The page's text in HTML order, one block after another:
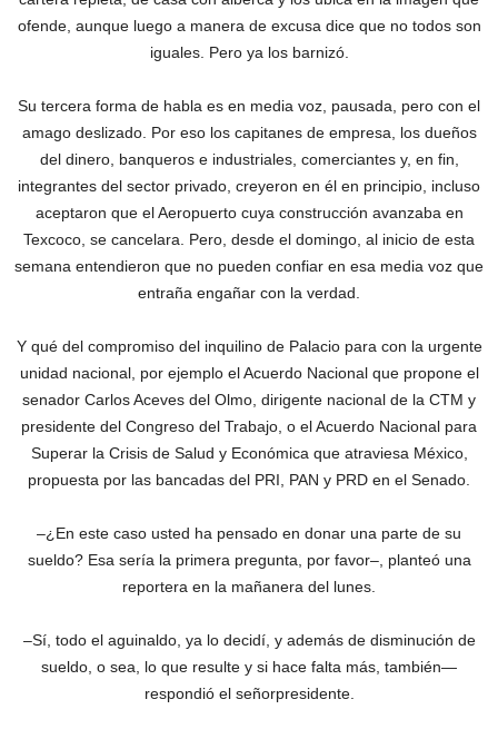
ofende, aunque luego a manera de excusa dice que no todos son
iguales. Pero ya los barnizó.
Su tercera forma de habla es en media voz, pausada, pero con el
amago deslizado. Por eso los capitanes de empresa, los dueños
del dinero, banqueros e industriales, comerciantes y, en fin,
integrantes del sector privado, creyeron en él en principio, incluso
aceptaron que el Aeropuerto cuya construcción avanzaba en
Texcoco, se cancelara. Pero, desde el domingo, al inicio de esta
semana entendieron que no pueden confiar en esa media voz que
entraña engañar con la verdad.
Y qué del compromiso del inquilino de Palacio para con la urgente
unidad nacional, por ejemplo el Acuerdo Nacional que propone el
senador Carlos Aceves del Olmo, dirigente nacional de la CTM y
presidente del Congreso del Trabajo, o el Acuerdo Nacional para
Superar la Crisis de Salud y Económica que atraviesa México,
propuesta por las bancadas del PRI, PAN y PRD en el Senado.
–¿En este caso usted ha pensado en donar una parte de su
sueldo? Esa sería la primera pregunta, por favor–, planteó una
reportera en la mañanera del lunes.
–Sí, todo el aguinaldo, ya lo decidí, y además de disminución de
sueldo, o sea, lo que resulte y si hace falta más, también—
respondió el señorpresidente.